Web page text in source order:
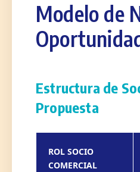
Modelo de
Estructura de
Propuesta
ROL SOCIO
COMERCIAL